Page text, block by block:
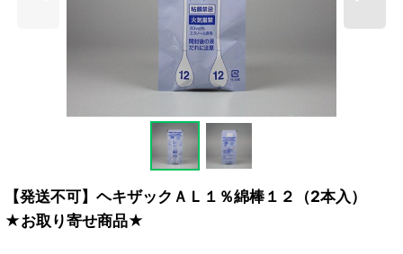
【発送不可】ヘキザックＡＬ１％綿棒１２（2本入）
★お取り寄せ商品★